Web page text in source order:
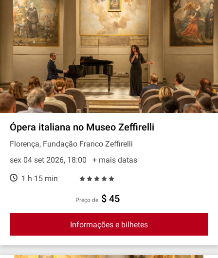
Ópera italiana no Museo Zeffirelli
Florença, Fundação Franco Zeffirelli
sex 04 set 2026, 18:00
+ mais datas
1 h 15 min
preço de $ 45
Informações e bilhetes